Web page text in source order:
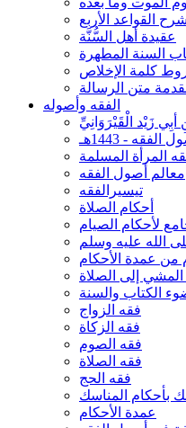
شرح القواعد الأربع
عقيدة أهل السُّنَّة
السنة المطهرة
كلمة الإخلاص
متن الرسالة
الفقه وأصوله
زَيْد الْقَيْرَوَانِيِّ
- 1443هـ
المرأة المسلمة
معالم أصول الفقه
تيسيرالفقه
أحكام الصلاة
لأحكام الصيام
الله عليه وسلم
من عمدة الأحكام
المشي إلى الصلاة
الكتاب والسنة
فقه الزواج
فقه الزكاة
فقه الصوم
فقه الصلاة
فقه الحج
بأحكام المناسك
عمدة الأحكام